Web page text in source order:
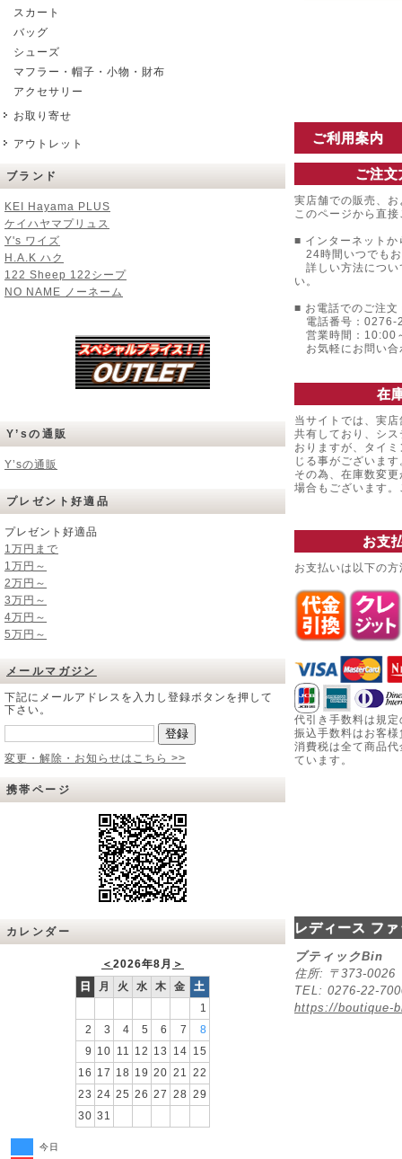
スカート
バッグ
シューズ
マフラー・帽子・小物・財布
アクセサリー
お取り寄せ
アウトレット
ブランド
KEI Hayama PLUS
ケイハヤマプリュス
Y's ワイズ
H.A.K ハク
122 Sheep 122シープ
NO NAME ノーネーム
Y’sの通販
Y’sの通販
プレゼント好適品
プレゼント好適品
1万円まで
1万円～
2万円～
3万円～
4万円～
5万円～
メールマガジン
下記にメールアドレスを入力し登録ボタンを押して
下さい。
変更・解除・お知らせはこちら >>
携帯ページ
カレンダー
＜ 2026年8月 ＞
日
月 火 水 木 金
土
1
2
3 4 5 6 7
8
9 10 11 12 13 14 15
16 17 18 19 20 21 22
23 24 25 26 27 28 29
30 31
今日
ご利用案内
ご注
実店舗での販売、
このページから直
■ インターネットか
24時間いつでも
詳しい方法につい
い。
■ お電話でのご注文
電話番号：0276-
営業時間：10:00
お気軽にお問い合
在
当サイトでは、実
共有しており、シ
おりますが、タイ
じる事がございます
その為、在庫数変
場合もございます
お支
お支払いは以下の
代引き手数料は規
振込手数料はお客
消費税は全て商品
ています。
レディース フ
ブティックBin
住所: 〒373-
TEL: 0276-22-
https://boutique-